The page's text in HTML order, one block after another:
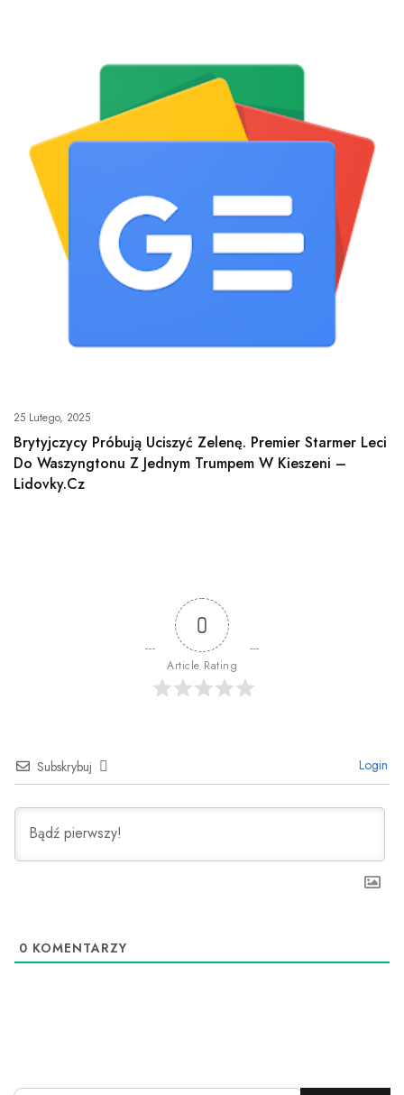
25 Lutego, 2025
Brytyjczycy Próbują Uciszyć Zelenę. Premier Starmer Leci
Do Waszyngtonu Z Jednym Trumpem W Kieszeni –
Lidovky.cz
0
Article Rating
Subskrybuj Login
0 KOMENTARZY